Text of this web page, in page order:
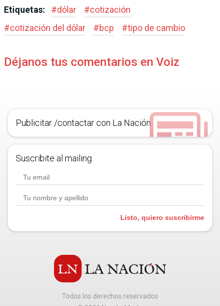
Etiquetas: #dólar #cotización
#cotización del dólar #bcp #tipo de cambio
Déjanos tus comentarios en Voiz
Publicitar /contactar con La Nación
Suscribite al mailing.
Listo, quiero suscribirme
Todos los derechos reservados